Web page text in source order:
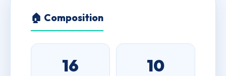
🏠 Composition
16 10